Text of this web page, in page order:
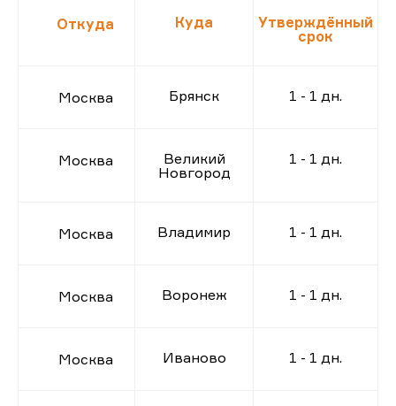
Откуда Куда
Утверждённый
срок
Москва Брянск 1 - 1 дн.
Москва
Великий
Новгород
1 - 1 дн.
Москва Владимир 1 - 1 дн.
Москва Воронеж 1 - 1 дн.
Москва Иваново 1 - 1 дн.